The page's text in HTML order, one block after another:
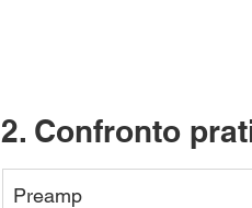
2. Confronto
Preamp